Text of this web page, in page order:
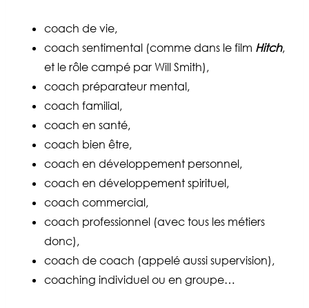
coach de vie,
coach sentimental (comme dans le film Hitch,
et le rôle campé par Will Smith),
coach préparateur mental,
coach familial,
coach en santé,
coach bien être,
coach en développement personnel,
coach en développement spirituel,
coach commercial,
coach professionnel (avec tous les métiers
donc),
coach de coach (appelé aussi supervision),
coaching individuel ou en groupe…